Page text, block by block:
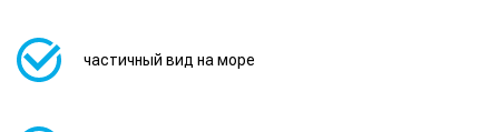
частичный вид на море